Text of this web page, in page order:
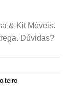
& Kit Móveis.
Dúvidas?